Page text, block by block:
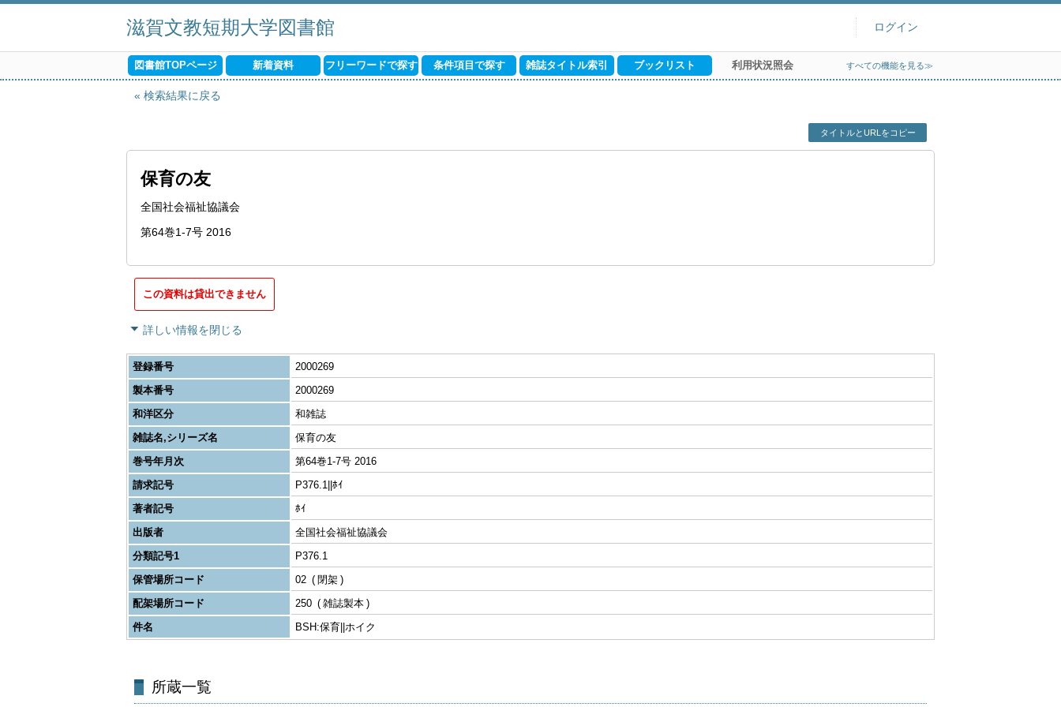
滋賀文教短期大学図書館 ログイン
図書館TOPページ 新着資料 フリーワードで探す 条件項目で探す 雑誌タイトル索引 ブックリスト 利用状況照会 すべての機能を見る≫
検索結果に戻る
タイトルとURLをコピー
保育の友
全国社会福祉協議会
第64巻1-7号 2016
この資料は貸出できません
詳しい情報を閉じる
登録番号
2000269
製本番号
2000269
和洋区分
和雑誌
雑誌名,シリーズ名
保育の友
巻号年月次
第64巻1-7号 2016
請求記号
P376.1||ﾎｲ
著者記号
ﾎｲ
出版者
全国社会福祉協議会
分類記号1
P376.1
保管場所コード
02
閉架
配架場所コード
250
雑誌製本
件名
BSH:保育||ホイク
所蔵一覧